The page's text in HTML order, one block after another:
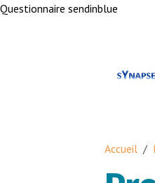
Questionnaire sendinblue
Accueil